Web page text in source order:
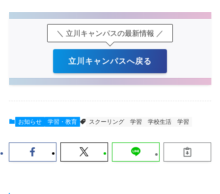
＼ 立川キャンパスの最新情報 ／
立川キャンパスへ戻る
お知らせ 学習・教育 スクーリング 学習 学校生活 学習